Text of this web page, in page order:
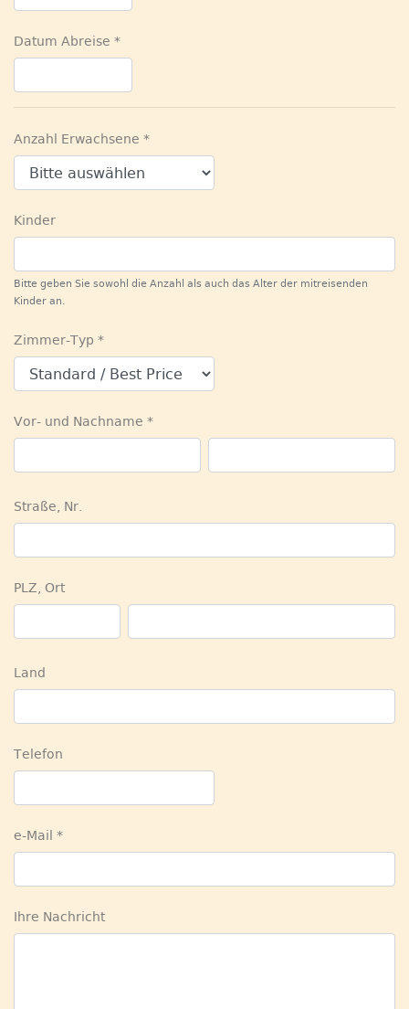
Datum Abreise
Anzahl Erwachsene
Kinder
Bitte geben Sie sowohl die Anzahl als auch das Alter der mitreisenden
Kinder an.
Zimmer-Typ
Vor- und Nachname
Straße, Nr.
PLZ, Ort
Land
Telefon
e-Mail
Ihre Nachricht